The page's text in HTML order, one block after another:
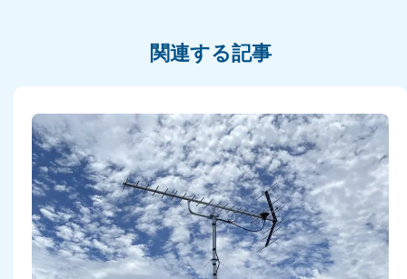
関連する記事